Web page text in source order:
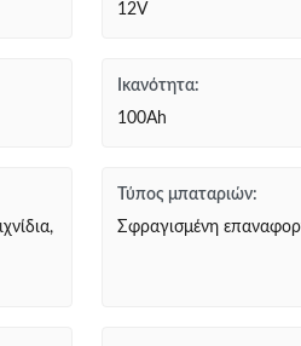
12V
Ικανότητα:
100Ah
Τύπος μπαταριών:
Σφραγισμένη